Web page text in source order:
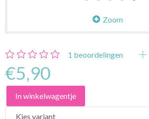
Zoom
1 beoordelingen
€5,90
In winkelwagentje